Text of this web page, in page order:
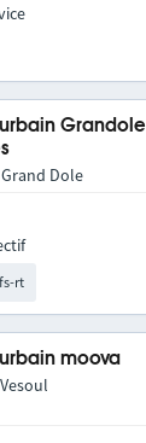
Grandole
Dole
rt
moova